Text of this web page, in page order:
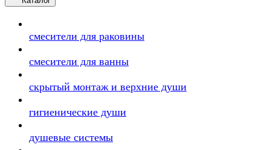
смесители для раковины
смесители для ванны
скрытый монтаж и верхние души
гигиенические души
душевые системы